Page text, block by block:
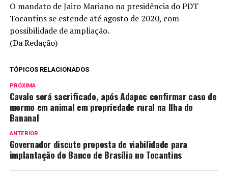
O mandato de Jairo Mariano na presidência do PDT
Tocantins se estende até agosto de 2020, com
possibilidade de ampliação.
(Da Redação)
TÓPICOS RELACIONADOS
PRÓXIMA
Cavalo será sacrificado, após Adapec confirmar caso de
mormo em animal em propriedade rural na Ilha do
Bananal
ANTERIOR
Governador discute proposta de viabilidade para
implantação do Banco de Brasília no Tocantins